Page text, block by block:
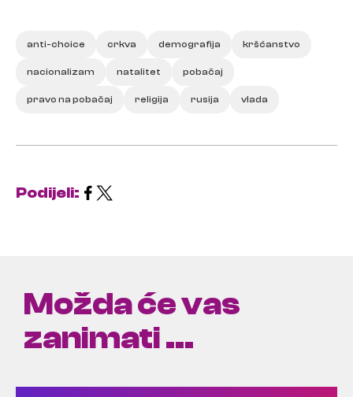
anti-choice crkva demografija kršćanstvo
nacionalizam natalitet pobačaj
pravo na pobačaj religija rusija vlada
Podijeli:
Možda će vas
zanimati ...